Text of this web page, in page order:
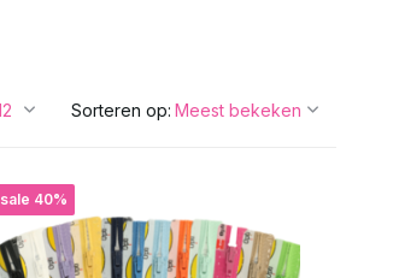
Sorteren op:
sale 40%